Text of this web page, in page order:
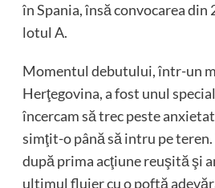
în Spania, însă convocarea din
lotul A.
Momentul debutului, într-un
Herţegovina, a fost unul
încercam să trec peste
simţit-o până să intru pe
după prima acţiune reuşită şi
ultimul fluier cu o poftă